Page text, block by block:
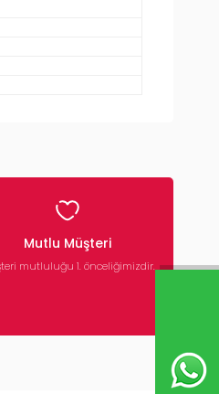
Mutlu Müşteri
mutluluğu 1. önceliğimizdir.